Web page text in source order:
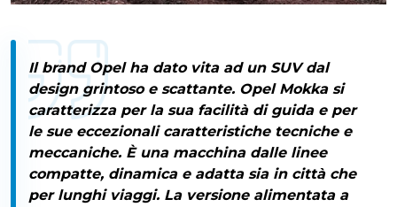
Il brand Opel ha dato vita ad un SUV dal
design grintoso e scattante. Opel Mokkasi
caratterizza per la sua facilità di guida e per
le sue eccezionali caratteristiche tecniche e
meccaniche. È una macchina dalle linee
compatte, dinamica e adatta sia in città che
per lunghi viaggi. La versione alimentata a